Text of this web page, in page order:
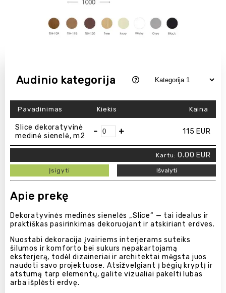
Audinio kategorija
Pavadinimas Kiekis Kaina
Slice dekoratyvinė
medinė sienelė, m2
- + 115 EUR
Kartu:0.00 EUR
Įsigyti Išvalyti
Apie prekę
Dekoratyvinės medinės sienelės „Slice“ — tai idealus ir
praktiškas pasirinkimas dekoruojant ir atskiriant erdves.
Nuostabi dekoracija įvairiems interjerams suteiks
šilumos ir komforto bei sukurs nepakartojamą
eksterjerą, todėl dizaineriai ir architektai mėgsta juos
naudoti savo projektuose. Atsižvelgiant į bėgių kryptį ir
atstumą tarp elementų, galite vizualiai pakelti lubas
arba išplėsti erdvę.